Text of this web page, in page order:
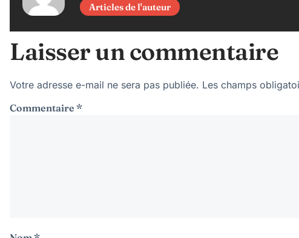
Articles de l'auteur
Laisser un commentaire
Votre adresse e-mail ne sera pas publiée. Les champs
Commentaire *